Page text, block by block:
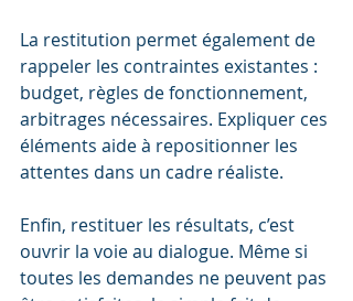
La restitution permet également de
rappeler les contraintes existantes :
budget, règles de fonctionnement,
arbitrages nécessaires. Expliquer ces
éléments aide à repositionner les
attentes dans un cadre réaliste.
Enfin, restituer les résultats, c’est
ouvrir la voie au dialogue. Même si
toutes les demandes ne peuvent pas